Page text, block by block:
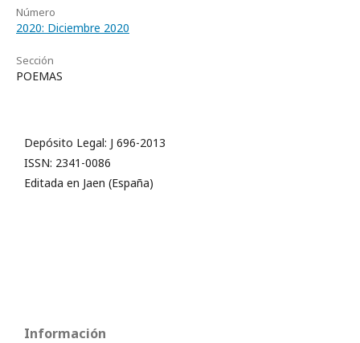
Número
2020: Diciembre 2020
Sección
POEMAS
Depósito Legal: J 696-2013
ISSN: 2341-0086
Editada en Jaen (España)
Información